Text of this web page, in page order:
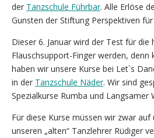
der Tanzschule Führbar. Alle Erlöse
Gunsten der Stiftung Perspektiven
Dieser 6. Januar wird der Test für die
Flauschsupport-Finger werden, denn
haben wir unsere Kurse bei Let`s
in der Tanzschule Näder. Wir sind
Spezialkurse Rumba und Langsamer
Für diese Kurse müssen wir zwar
unseren „alten“ Tanzlehrer Rüdiger